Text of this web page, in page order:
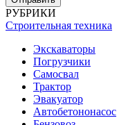
РУБРИКИ
Строительная техника
Экскаваторы
Погрузчики
Самосвал
Трактор
Эвакуатор
Автобетононасос